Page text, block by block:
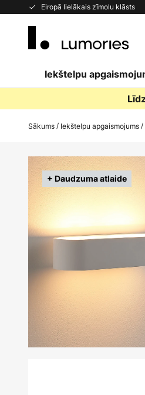
Eiropā lielākais zīmolu klāsts
Skip
Iekštelpu
Sākums Iekštelpu apgaismojums
+ Daudzuma atlaide
uz
galerijas
beigām